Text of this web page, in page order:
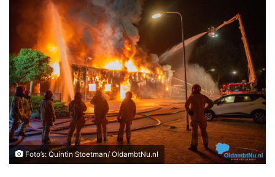
Foto’s: Quintin Stoetman/ OldambtNu.nl